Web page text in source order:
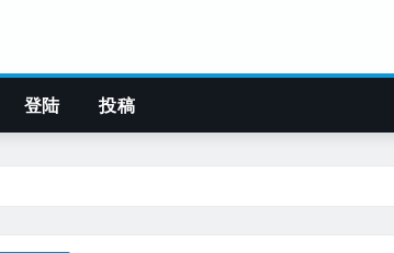
登陆 投稿